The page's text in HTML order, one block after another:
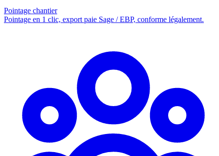
Pointage chantier
Pointage en 1 clic, export paie Sage / EBP, conforme légalement.